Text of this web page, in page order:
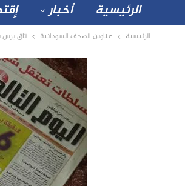
الرئيسية أخبار
الرئيسية عناوين الصحف السودانية تاق برس